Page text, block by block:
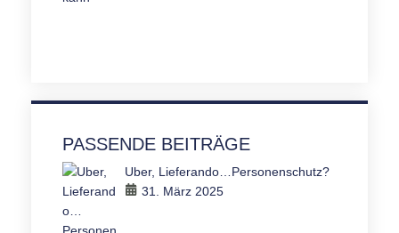
PASSENDE BEITRÄGE
Uber, Lieferando…Personenschutz?
31. März 2025